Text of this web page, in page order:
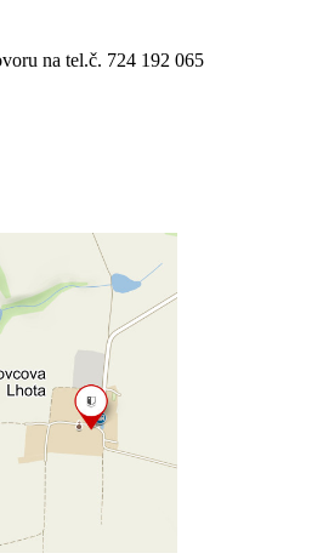
na tel.č. 724 192 065